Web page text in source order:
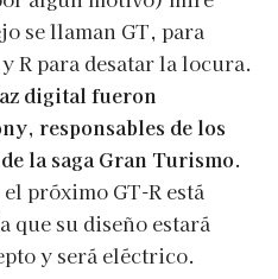
se llaman GT, para
R para desatar la locura.
digital fueron
responsables de los
la saga Gran Turismo.
próximo GT-R está
que su diseño estará
y será eléctrico.